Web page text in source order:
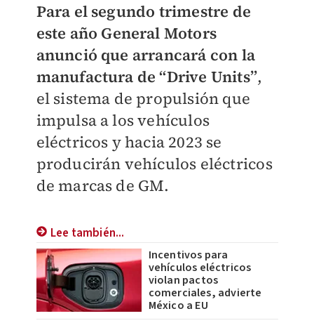
Para el segundo trimestre de
este año General Motors
anunció que arrancará con la
manufactura de “Drive Units”,
el sistema de propulsión que
impulsa a los vehículos
eléctricos y hacia 2023 se
producirán vehículos eléctricos
de marcas de GM.
Lee también...
Incentivos para
vehículos eléctricos
violan pactos
comerciales, advierte
México a EU